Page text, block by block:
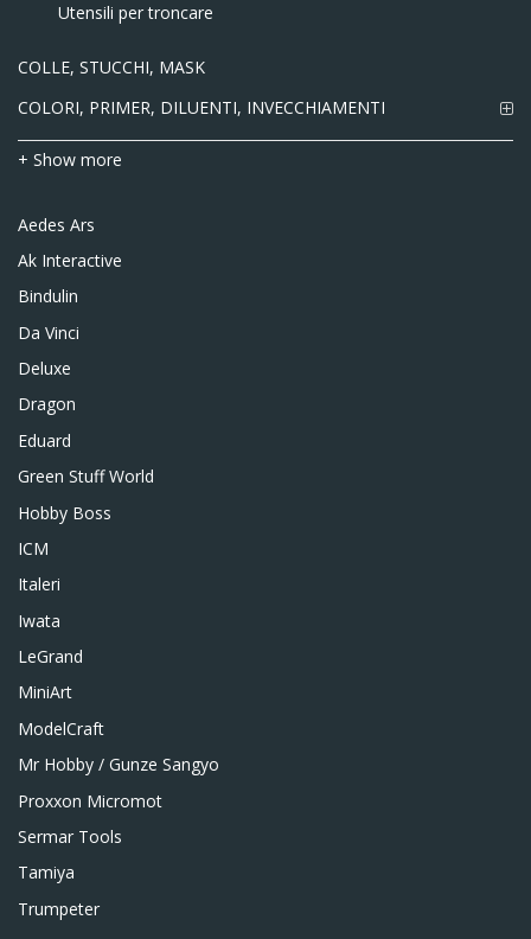
Utensili per troncare
COLLE, STUCCHI, MASK
COLORI, PRIMER, DILUENTI, INVECCHIAMENTI
+ Show more
Aedes Ars
Ak Interactive
Bindulin
Da Vinci
Deluxe
Dragon
Eduard
Green Stuff World
Hobby Boss
ICM
Italeri
Iwata
LeGrand
MiniArt
ModelCraft
Mr Hobby / Gunze Sangyo
Proxxon Micromot
Sermar Tools
Tamiya
Trumpeter